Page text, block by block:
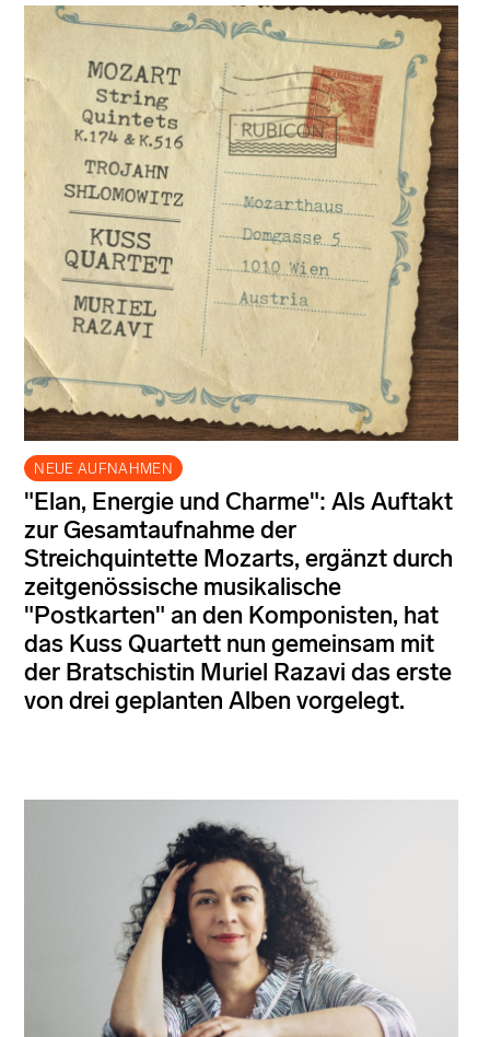
NEUE AUFNAHMEN
"Elan, Energie und Charme": Als Auftakt
zur Gesamtaufnahme der
Streichquintette Mozarts, ergänzt durch
zeitgenössische musikalische
"Postkarten" an den Komponisten, hat
das Kuss Quartett nun gemeinsam mit
der Bratschistin Muriel Razavi das erste
von drei geplanten Alben vorgelegt.